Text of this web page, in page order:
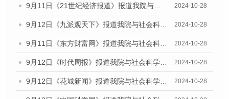
9月11日《21世纪经济报道》报道我院与社会科学文献出版社联合发布了《广州蓝皮书：广州金融发展报告（2024）》的媒体文章 2024-10-28
9月12日《九派观天下》报道我院与社会科学文献出版社联合发布了《广州蓝皮书：广州金融发展报告（2024）》的媒体文章 2024-10-28
9月11日《东方财富网》报道我院与社会科学文献出版社联合发布了《广州蓝皮书：广州金融发展报告（2024）》的媒体文章 2024-10-28
9月12日《时代周报》报道我院与社会科学文献出版社联合发布了《广州蓝皮书：广州金融发展报告（2024）》的媒体文章 2024-10-28
9月12日《花城新闻》报道我院与社会科学文献出版社联合发布了《广州蓝皮书：广州金融发展报告（2024）》的媒体文章 2024-10-28